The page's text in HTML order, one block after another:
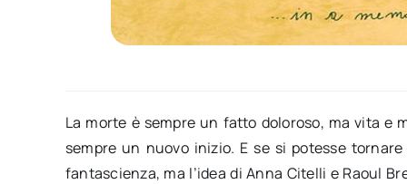
La morte è sempre un fatto doloroso, ma vita e
sempre un nuovo inizio. E se si potesse
fantascienza, ma l’idea di Anna Citelli e Raoul